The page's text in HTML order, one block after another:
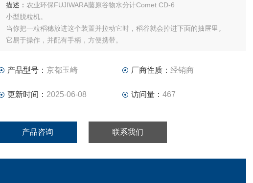
描述： 农业环保FUJIWARA藤原谷物水分计Comet CD-6
小型脱粒机。
当你把一粒稻穗放进这个装置并拉动它时，稻谷就会掉进下面的抽屉里。
它易于操作，并配有手柄，方便携带。
产品型号： 京都玉崎 厂商性质： 经销商
更新时间： 2025-06-08 访问量： 467
产品咨询 联系我们